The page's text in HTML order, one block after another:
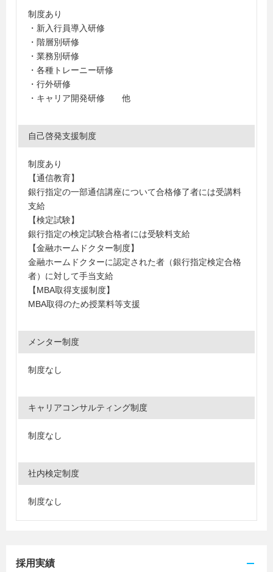
制度あり
・新入行員導入研修
・階層別研修
・業務別研修
・各種トレーニー研修
・行外研修
・キャリア開発研修 他
自己啓発支援制度
制度あり
【通信教育】
銀行指定の一部通信講座について合格修了者には受講料
支給
【検定試験】
銀行指定の検定試験合格者には受験料支給
【金融ホームドクター制度】
金融ホームドクターに認定された者（銀行指定検定合格
者）に対して手当支給
【MBA取得支援制度】
MBA取得のため授業料等支援
メンター制度
制度なし
キャリアコンサルティング制度
制度なし
社内検定制度
制度なし
採用実績